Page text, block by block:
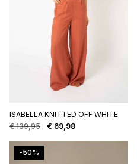
ISABELLA KNITTED OFF WHITE
€139,95
Oorspronkelijke
prijs
was:
€ 139,95.
€ 69,98
Huidige
prijs
€ 69,98.
-50%